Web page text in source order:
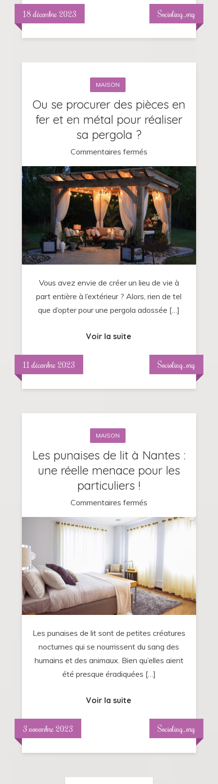
18 décembre 2023 Socioling_org
MAISON
Ou se procurer des pièces en
fer et en métal pour réaliser
sa pergola ?
Commentaires ferméssur
Ou
se
procurer
des
pièces
en
fer
et
métal
pour
réaliser
?
Vous avez envie de créer un lieu de vie à
part entière à l’extérieur ? Alors, rien de tel
que d’opter pour une pergola adossée […]
Voir la suite
11 décembre 2023 Socioling_org
MAISON
Les punaises de lit à Nantes :
une réelle menace pour les
particuliers !
Commentaires ferméssur
Les
punaises
à
Nantes
:
une
menace
pour
les
particuliers
Les punaises de lit sont de petites créatures
nocturnes qui se nourrissent du sang des
humains et des animaux. Bien qu’elles aient
été presque éradiquées […]
Voir la suite
3 novembre 2023 Socioling_org